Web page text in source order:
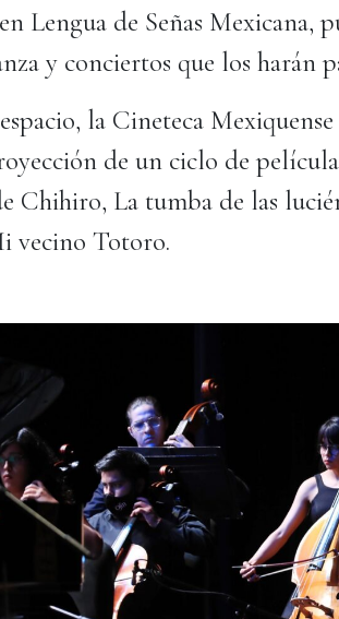
Lengua de Señas Mexicana,
y conciertos que los harán
la Cineteca
de un ciclo de
Chihiro, La tumba de las
vecino Totoro.